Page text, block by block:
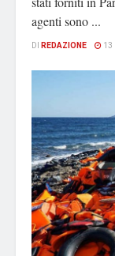
agenti sono ...
DI REDAZIONE 13